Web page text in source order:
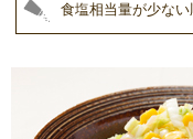
食塩相当量が少ない